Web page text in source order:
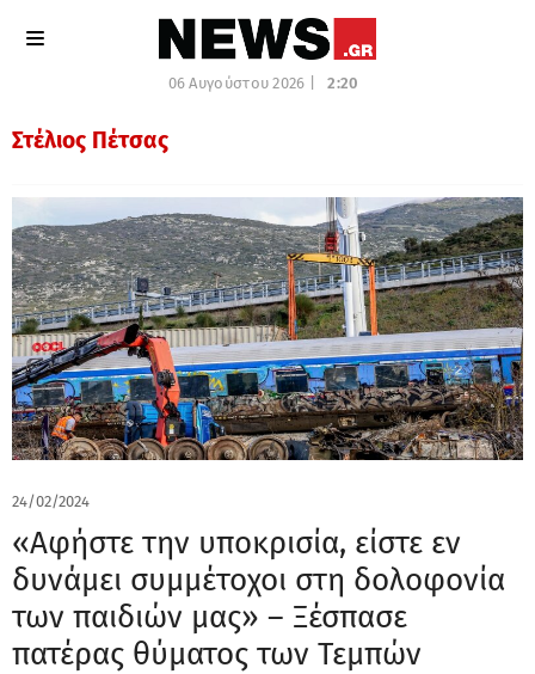
06 Αυγούστου 2026 | 2:20
Στέλιος Πέτσας
24/02/2024
«Αφήστε την υποκρισία, είστε εν
δυνάμει συμμέτοχοι στη δολοφονία
των παιδιών μας» – Ξέσπασε
πατέρας θύματος των Τεμπών